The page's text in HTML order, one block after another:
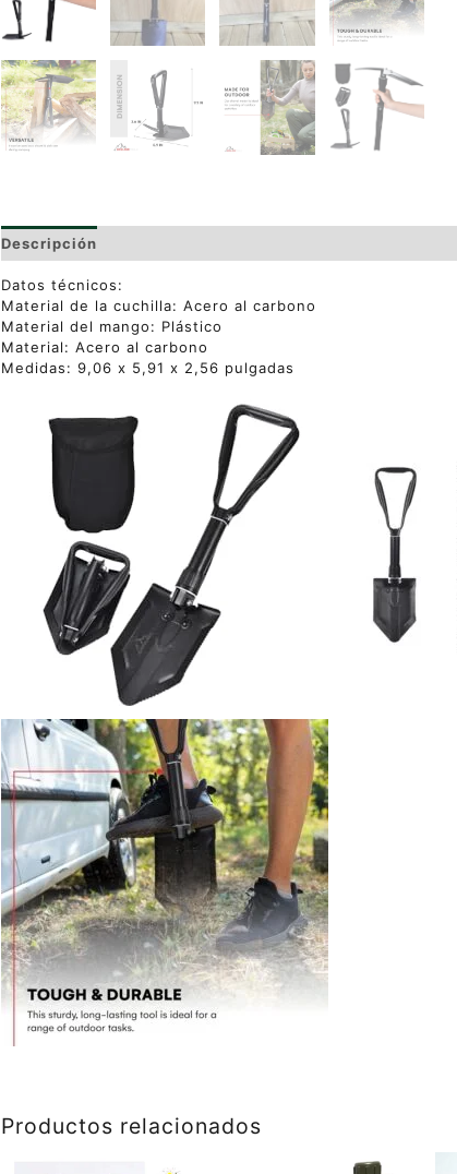
Descripción
Datos técnicos:
Material de la cuchilla: Acero al carbono
Material del mango: Plástico
Material: Acero al carbono
Medidas: 9,06 x 5,91 x 2,56 pulgadas
Productos relacionados